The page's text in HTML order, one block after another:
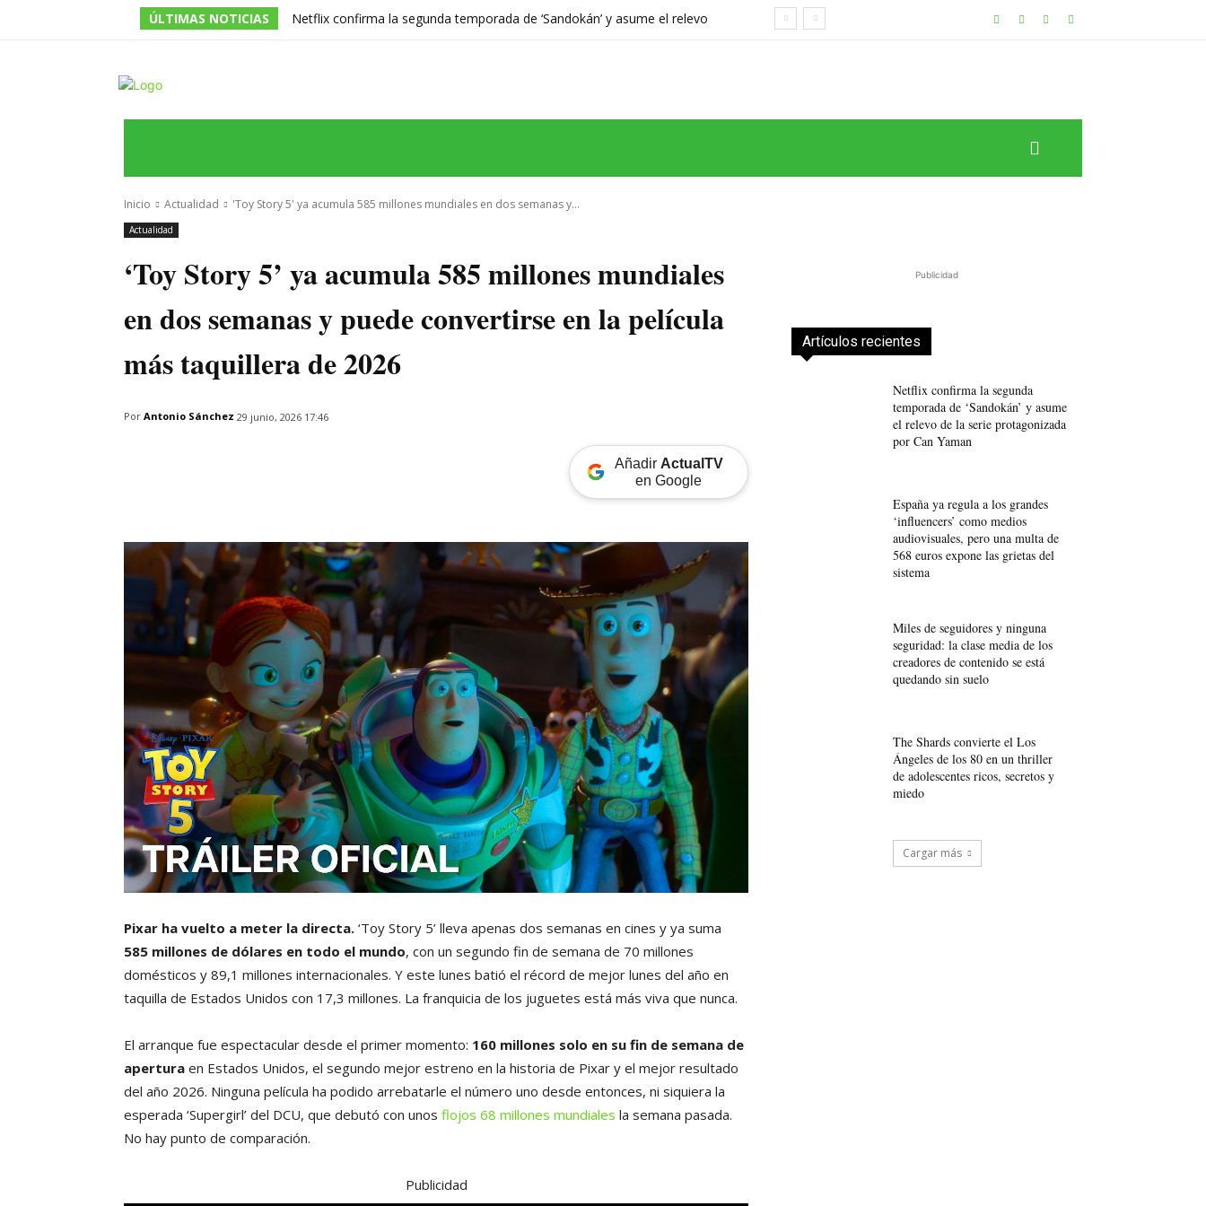
ÚLTIMAS NOTICIAS
Netflix confirma la segunda temporada de ‘Sandokán’ y asume el relevo
Inicio Actualidad 'Toy Story 5' ya acumula 585 millones mundiales en dos semanas y...
Actualidad
‘Toy Story 5’ ya acumula 585 millones mundiales
en dos semanas y puede convertirse en la película
más taquillera de 2026
Por Antonio Sánchez 29 junio, 2026 17:46
Añadir ActualTV
en Google
Pixar ha vuelto a meter la directa. ‘Toy Story 5’ lleva apenas dos semanas en cines y ya suma
585 millones de dólares en todo el mundo, con un segundo fin de semana de 70 millones
domésticos y 89,1 millones internacionales. Y este lunes batió el récord de mejor lunes del año en
taquilla de Estados Unidos con 17,3 millones. La franquicia de los juguetes está más viva que nunca.
El arranque fue espectacular desde el primer momento: 160 millones solo en su fin de semana de
apertura en Estados Unidos, el segundo mejor estreno en la historia de Pixar y el mejor resultado
del año 2026. Ninguna película ha podido arrebatarle el número uno desde entonces, ni siquiera la
esperada ‘Supergirl’ del DCU, que debutó con unos flojos 68 millones mundiales la semana pasada.
No hay punto de comparación.
Publicidad
Publicidad
Artículos recientes
Netflix confirma la segunda
temporada de ‘Sandokán’ y asume
el relevo de la serie protagonizada
por Can Yaman
España ya regula a los grandes
‘influencers’ como medios
audiovisuales, pero una multa de
568 euros expone las grietas del
sistema
Miles de seguidores y ninguna
seguridad: la clase media de los
creadores de contenido se está
quedando sin suelo
The Shards convierte el Los
Ángeles de los 80 en un thriller
de adolescentes ricos, secretos y
miedo
Cargar más